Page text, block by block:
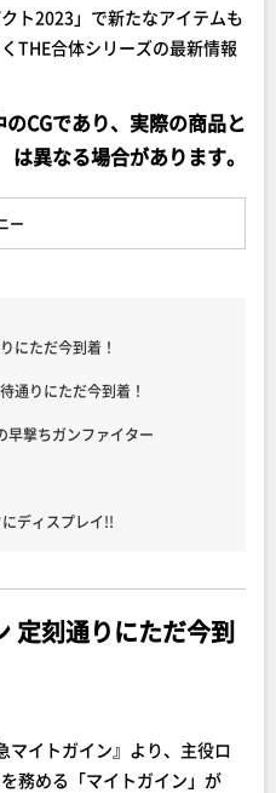
ト2023」で新たなアイテムも
THE合体シリーズの最新情報
CGであり、実際の商品と
は異なる場合があります。
ー
にただ今到着！
通りにただ今到着！
撃ちガンファイター
ディスプレイ!!
定刻通りにただ今到
イトガイン』より、主役ロ
務める「マイトガイン」が